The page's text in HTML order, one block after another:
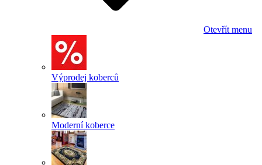
Otevřít menu
Výprodej koberců
Moderní koberce